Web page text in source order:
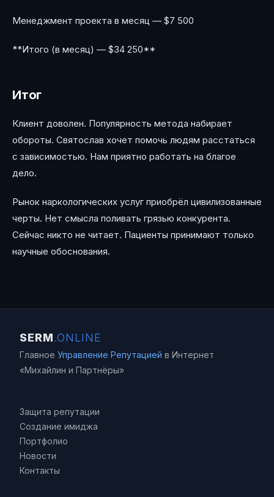
Менеджмент проекта в месяц — $7 500
**Итого (в месяц) — $34 250**
Итог
Клиент доволен. Популярность метода набирает
обороты. Святослав хочет помочь людям расстаться
с зависимостью. Нам приятно работать на благое
дело.
Рынок наркологических услуг приобрёл цивилизованные
черты. Нет смысла поливать грязью конкурента.
Сейчас никто не читает. Пациенты принимают только
научные обоснования.
SERM.ONLINE
Главное Управление Репутацией в Интернет
«Михайлин и Партнёры»
Защита репутации
Создание имиджа
Портфолио
Новости
Контакты